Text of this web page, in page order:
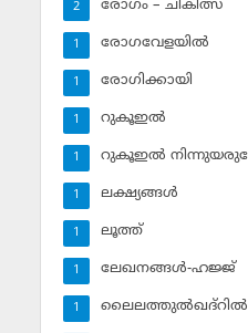
രോഗം – ചികിത്സ
2
രോഗവേളയില്‍
1
രോഗിക്കായി
1
റുകൂഇല്‍
1
റുകൂഇല്‍
1
ലക്ഷ്യങ്ങള്‍
1
ലൂത്ത്‌
1
ലേഖനങ്ങള്‍-ഹജ്ജ്‌
1
ലൈലത്തുല്‍ഖദ്‌റില്‍
1